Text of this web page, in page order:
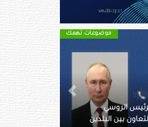
موضوعات تهمك
الدولة ونائباه يعزون خادم
بوفاة والدة الأمير حمود بن
Next